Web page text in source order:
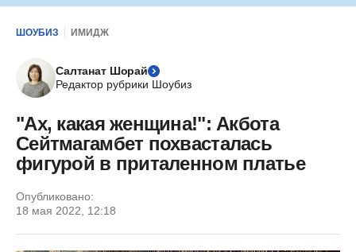
ШОУБИЗ ИМИДЖ
Салтанат Шорай
Редактор рубрики Шоубиз
"Ах, какая женщина!": Акбота
Сейтмагамбет похвасталась
фигурой в приталенном платье
Опубликовано:
18 мая 2022, 12:18